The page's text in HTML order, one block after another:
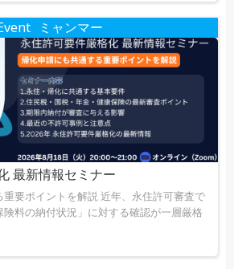
ミャンマー
最新情報セミナー
要ポイントを解説 近年、永住許可審査で
料の納付状況」に対する確認が一層厳格